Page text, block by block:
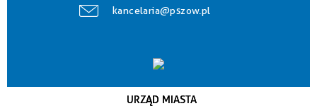
kancelaria@pszow.pl
URZĄD MIASTA